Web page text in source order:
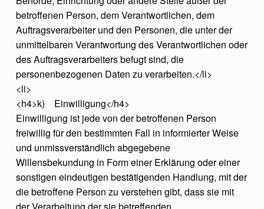
betroffenen Person, dem Verantwortlichen, dem
Auftragsverarbeiter und den Personen, die unter der
unmittelbaren Verantwortung des Verantwortlichen oder
des Auftragsverarbeiters befugt sind, die
personenbezogenen Daten zu verarbeiten.</li>
<li>
<h4>k) Einwilligung</h4>
Einwilligung ist jede von der betroffenen Person
freiwillig für den bestimmten Fall in informierter Weise
und unmissverständlich abgegebene
Willensbekundung in Form einer Erklärung oder einer
sonstigen eindeutigen bestätigenden Handlung, mit der
die betroffene Person zu verstehen gibt, dass sie mit
der Verarbeitung der sie betreffenden